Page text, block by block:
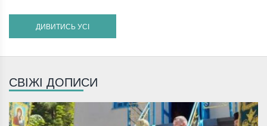
ДИВИТИСЬ УСІ
СВІЖІ ДОПИСИ